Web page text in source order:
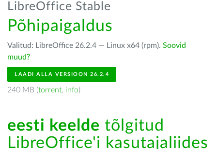
LibreOffice Stable
Põhipaigaldus
Valitud: LibreOffice 26.2.4 — Linux x64 (rpm). Soovid
muud?
LAADI ALLA VERSIOON 26.2.4
240 MB (torrent, info)
eesti keelde tõlgitud
LibreOffice'i kasutajaliides